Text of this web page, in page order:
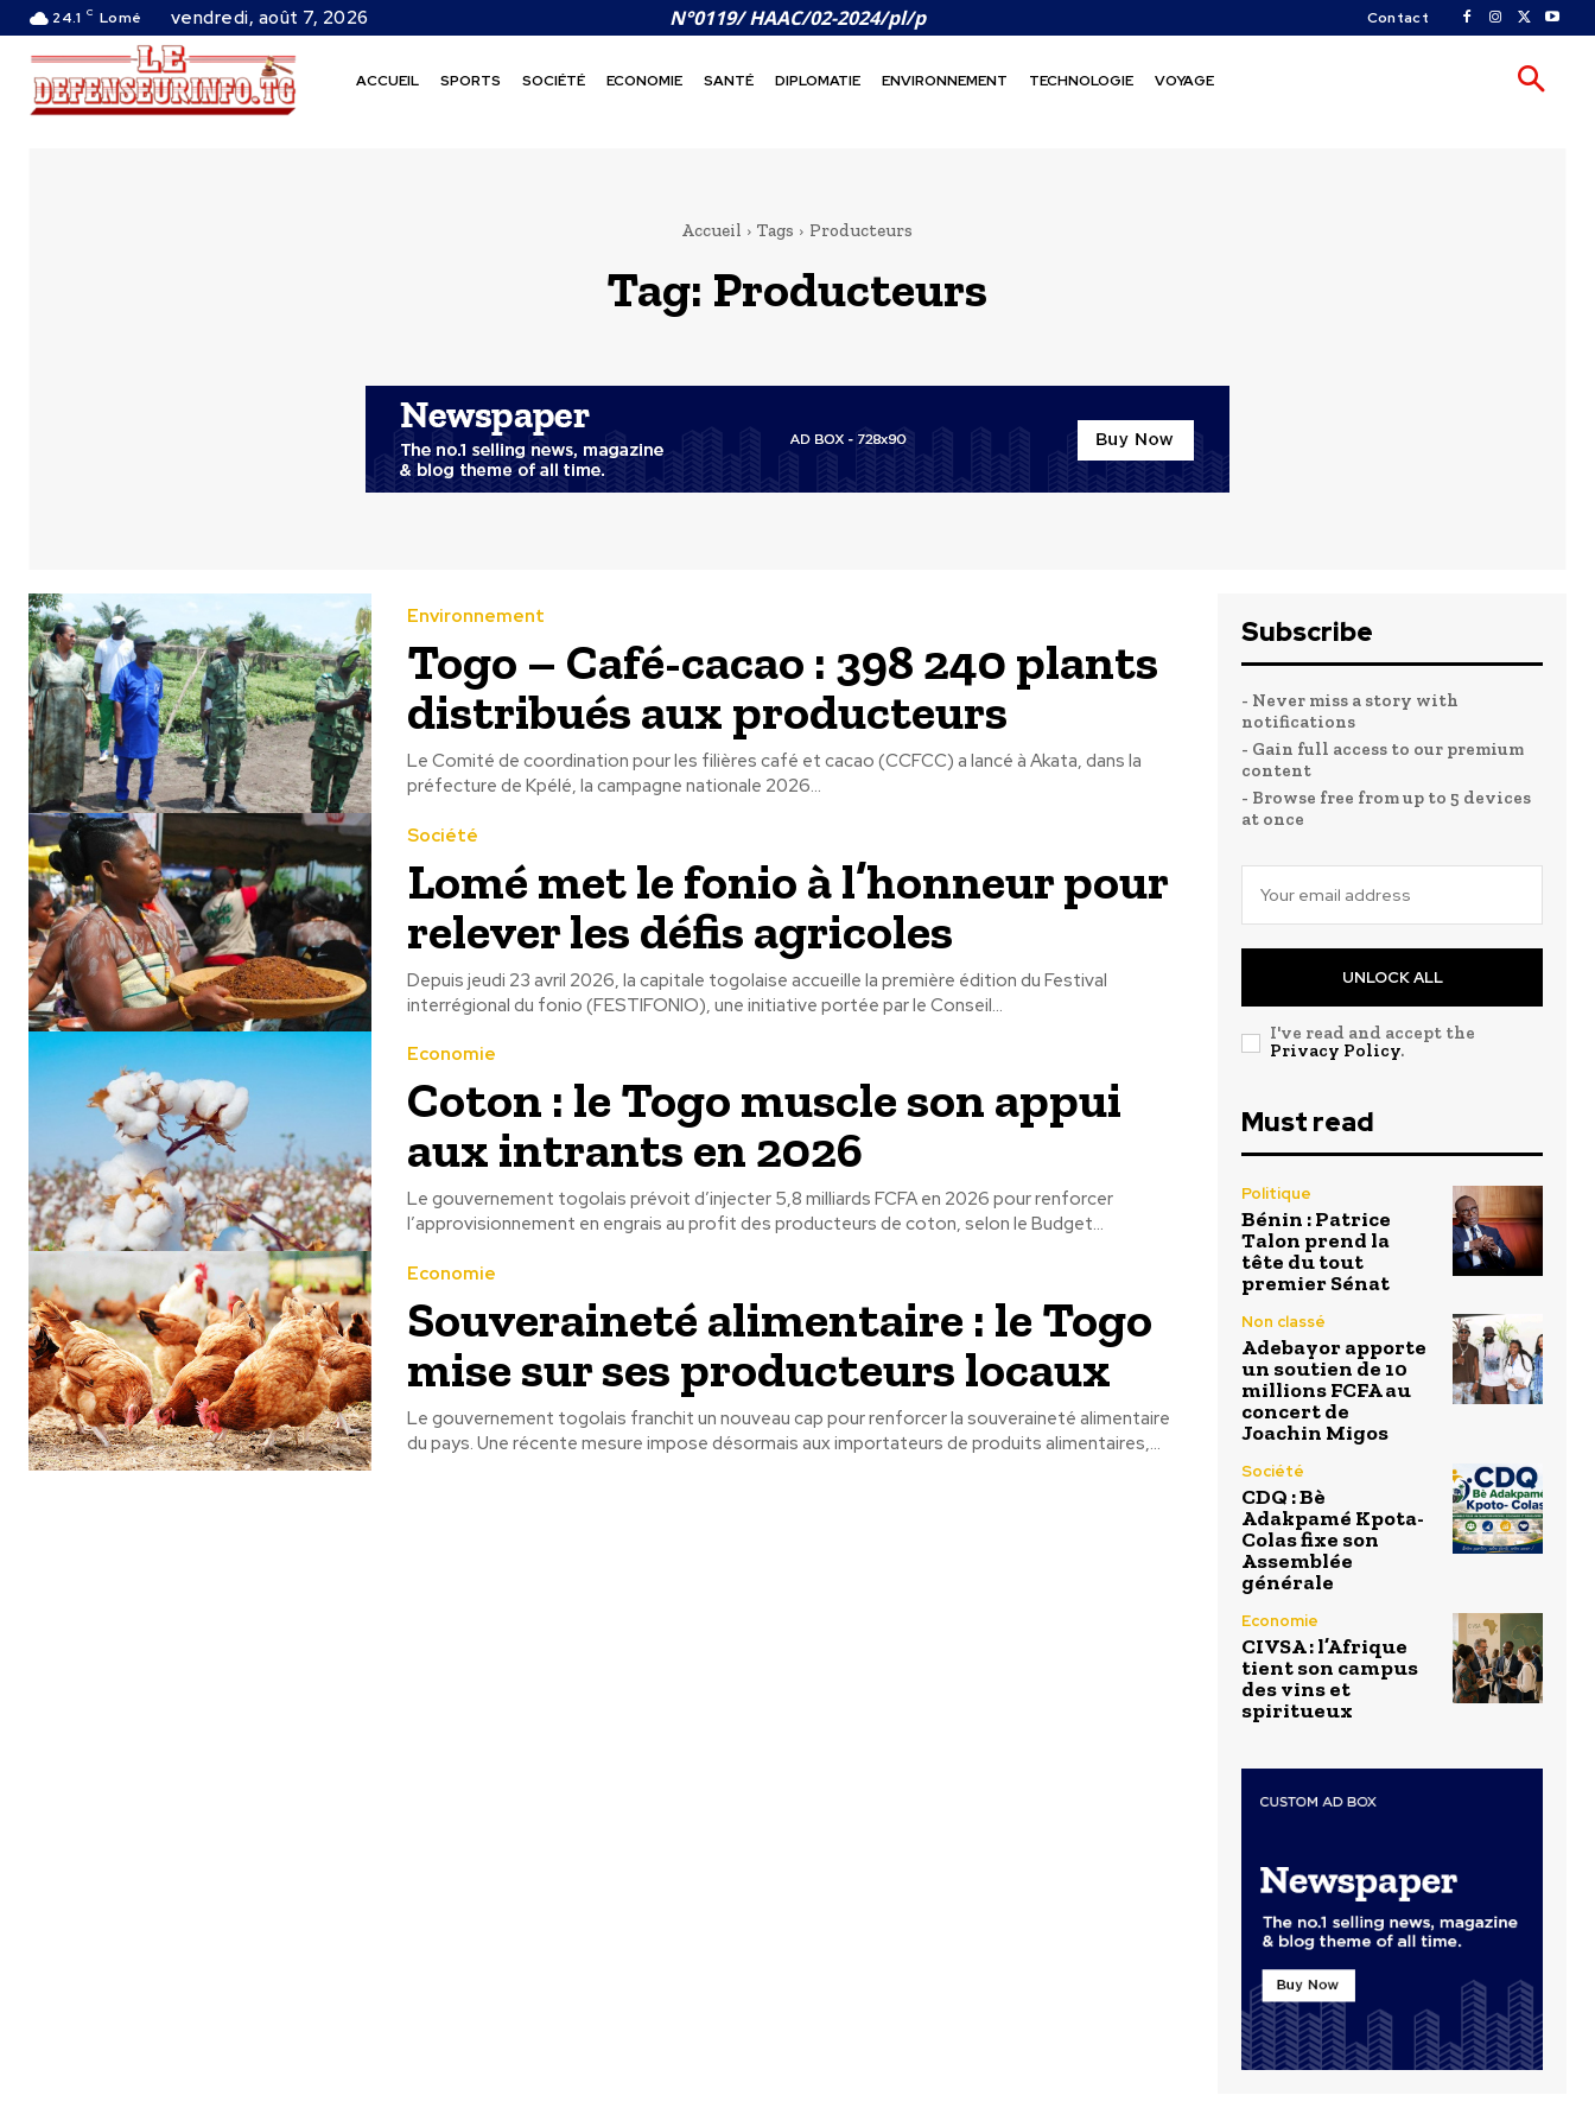
24.1 C Lomé vendredi, août 7, 2026 N°0119/ HAAC/02-2024/pl/p Contact
ACCUEIL SPORTS SOCIÉTÉ ECONOMIE SANTÉ DIPLOMATIE ENVIRONNEMENT TECHNOLOGIE VOYAGE
Accueil Tags Producteurs
Tag: Producteurs
Environnement
Togo – Café-cacao : 398 240 plants
distribués aux producteurs
Le Comité de coordination pour les filières café et cacao (CCFCC) a lancé à Akata, dans la
préfecture de Kpélé, la campagne nationale 2026...
Société
Lomé met le fonio à l’honneur pour
relever les défis agricoles
Depuis jeudi 23 avril 2026, la capitale togolaise accueille la première édition du Festival
interrégional du fonio (FESTIFONIO), une initiative portée par le Conseil...
Economie
Coton : le Togo muscle son appui
aux intrants en 2026
Le gouvernement togolais prévoit d’injecter 5,8 milliards FCFA en 2026 pour renforcer
l’approvisionnement en engrais au profit des producteurs de coton, selon le Budget...
Economie
Souveraineté alimentaire : le Togo
mise sur ses producteurs locaux
Le gouvernement togolais franchit un nouveau cap pour renforcer la souveraineté alimentaire
du pays. Une récente mesure impose désormais aux importateurs de produits alimentaires,...
Subscribe
- Never miss a story with
notifications
- Gain full access to our premium
content
- Browse free from up to 5 devices
at once
UNLOCK ALL
I've read and accept the
Privacy Policy.
Must read
Politique
Bénin : Patrice
Talon prend la
tête du tout
premier Sénat
Non classé
Adebayor apporte
un soutien de 10
millions FCFA au
concert de
Joachin Migos
Société
CDQ : Bè
Adakpamé Kpota-
Colas fixe son
Assemblée
générale
Economie
CIVSA : l’Afrique
tient son campus
des vins et
spiritueux